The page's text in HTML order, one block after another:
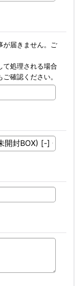
が届きません。ご
て処理される場合
確認ください。